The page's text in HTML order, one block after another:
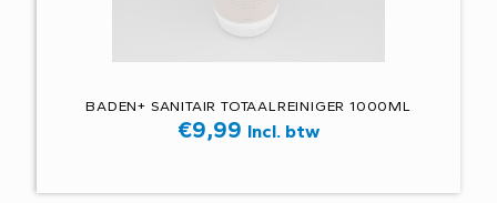
BADEN+ SANITAIR TOTAALREINIGER 1000ML
€9,99 Incl. btw